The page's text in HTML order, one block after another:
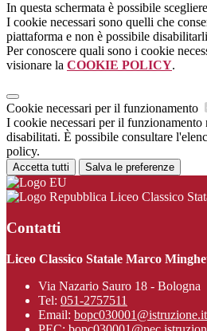
In questa schermata è possibile
I cookie necessari sono quelli che
piattaforma e non è possibile
Per conoscere quali sono i cookie
visionare la COOKIE POLICY.
Cookie necessari per il funzionamento
I cookie necessari per il funzionamento
disabilitati. È possibile consultare
policy.
Accetta tutti Salva le preferenze
Liceo Classico
Contatti
Liceo Classico Statale Marco
Via Nazario Sauro 18 - Bologna
Tel: 051-2757511
Email: bopc030001@istruzione.it